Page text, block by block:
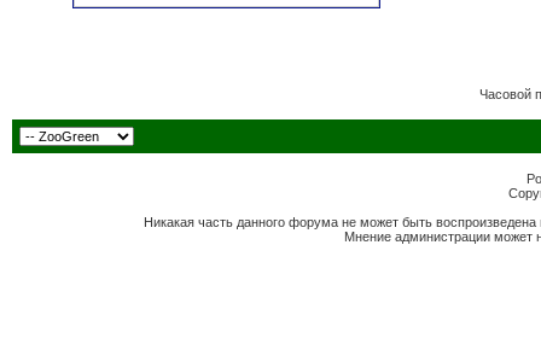
Часовой
Никакая часть данного форума не может быть
Мнение администрации может